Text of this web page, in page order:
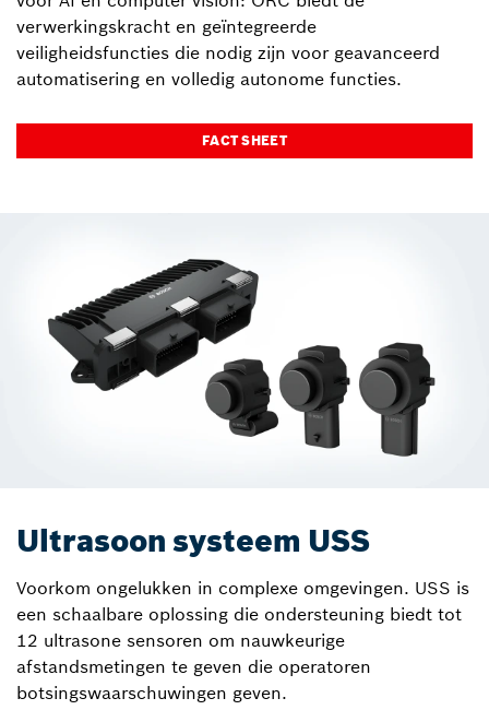
verwerkingskracht en geïntegreerde
veiligheidsfuncties die nodig zijn voor geavanceerd
automatisering en volledig autonome functies.
FACT SHEET
Ultrasoon systeem USS
Voorkom ongelukken in complexe omgevingen. USS is
een schaalbare oplossing die ondersteuning biedt tot
12 ultrasone sensoren om nauwkeurige
afstandsmetingen te geven die operatoren
botsingswaarschuwingen geven.